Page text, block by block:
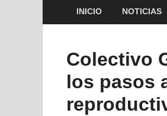
INICIO NOTICIAS
Colectivo
los pasos